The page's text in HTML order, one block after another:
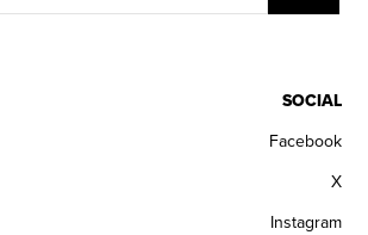
SOCIAL
Facebook
X
Instagram